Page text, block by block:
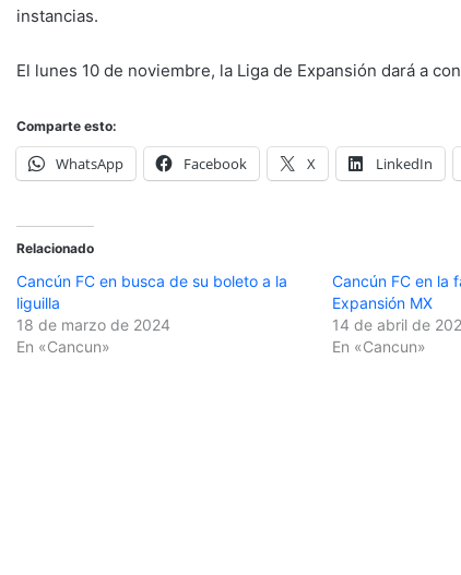
instancias.
El lunes 10 de noviembre, la Liga de Expansión dará a
Comparte esto:
WhatsApp Facebook X LinkedIn
Relacionado
Cancún FC en busca de su boleto a la
liguilla
18 de marzo de 2024
En «Cancun»
Cancún FC en la
Expansión MX
14 de abril de
En «Cancun»